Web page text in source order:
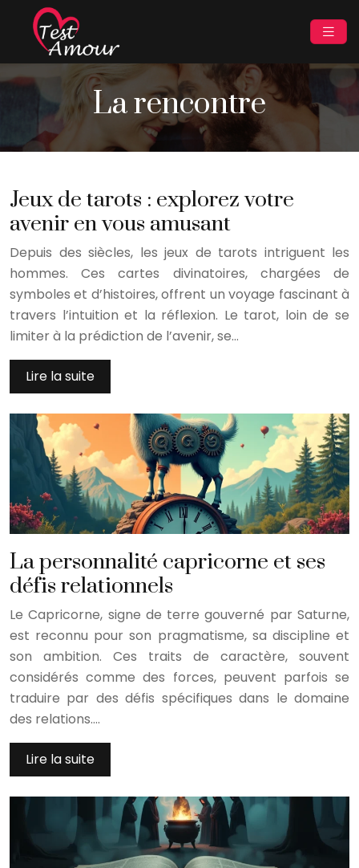
La rencontre
Jeux de tarots : explorez votre
avenir en vous amusant
Depuis des siècles, les jeux de tarots intriguent les
hommes. Ces cartes divinatoires, chargées de
symboles et d’histoires, offrent un voyage fascinant à
travers l’intuition et la réflexion. Le tarot, loin de se
limiter à la prédiction de l’avenir, se…
Lire la suite
La personnalité capricorne et ses
défis relationnels
Le Capricorne, signe de terre gouverné par Saturne,
est reconnu pour son pragmatisme, sa discipline et
son ambition. Ces traits de caractère, souvent
considérés comme des forces, peuvent parfois se
traduire par des défis spécifiques dans le domaine
des relations….
Lire la suite